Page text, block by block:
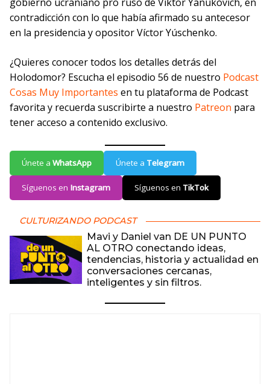
contradicción con lo que había afirmado su antecesor
en la presidencia y opositor Víctor Yúschenko.
¿Quieres conocer todos los detalles detrás del
Holodomor? Escucha el episodio 56 de nuestro Podcast
Cosas Muy Importantes en tu plataforma de Podcast
favorita y recuerda suscribirte a nuestro Patreon para
tener acceso a contenido exclusivo.
Únete a WhatsApp Únete a Telegram
Síguenos en Instagram Síguenos en TikTok
CULTURIZANDO PODCAST
Mavi y Daniel van DE UN PUNTO
AL OTRO conectando ideas,
tendencias, historia y actualidad en
conversaciones cercanas,
inteligentes y sin filtros.